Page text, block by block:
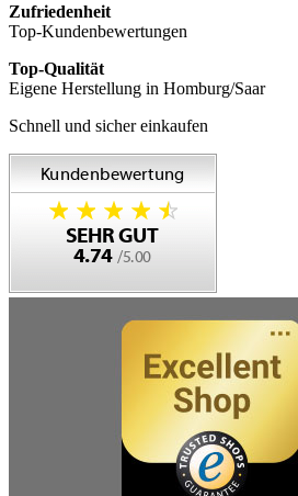
Zufriedenheit
Top-Kundenbewertungen
Top-Qualität
Eigene Herstellung in Homburg/Saar
Schnell und sicher einkaufen